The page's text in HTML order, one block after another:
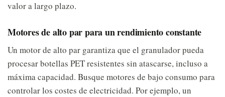
valor a largo plazo.
Motores de alto par para un rendimiento constante
Un motor de alto par garantiza que el granulador pueda
procesar botellas PET resistentes sin atascarse, incluso a
máxima capacidad. Busque motores de bajo consumo para
controlar los costes de electricidad. Por ejemplo, un